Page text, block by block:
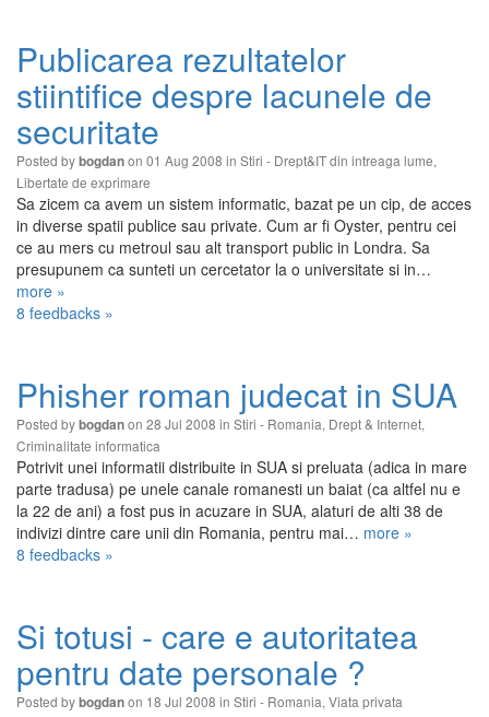
Publicarea rezultatelor
stiintifice despre lacunele de
securitate
Posted bybogdanon 01 Aug 2008 in Stiri - Drept&IT din intreaga lume,
Libertate de exprimare
Sa zicem ca avem un sistem informatic, bazat pe un cip, de acces
in diverse spatii publice sau private. Cum ar fi Oyster, pentru cei
ce au mers cu metroul sau alt transport public in Londra. Sa
presupunem ca sunteti un cercetator la o universitate si in…
more »
8 feedbacks »
Phisher roman judecat in SUA
Posted bybogdanon 28 Jul 2008 in Stiri - Romania, Drept & Internet,
Criminalitate informatica
Potrivit unei informatii distribuite in SUA si preluata (adica in mare
parte tradusa) pe unele canale romanesti un baiat (ca altfel nu e
la 22 de ani) a fost pus in acuzare in SUA, alaturi de alti 38 de
indivizi dintre care unii din Romania, pentru mai… more »
8 feedbacks »
Si totusi - care e autoritatea
pentru date personale ?
Posted bybogdanon 18 Jul 2008 in Stiri - Romania, Viata privata